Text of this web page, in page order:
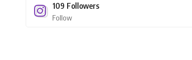
109 Followers
Follow